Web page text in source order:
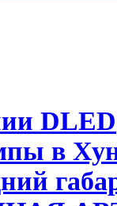
DLED
в